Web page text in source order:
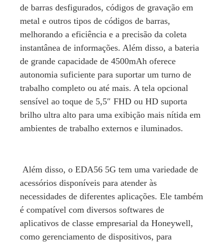
de barras desfigurados, códigos de gravação em
metal e outros tipos de códigos de barras,
melhorando a eficiência e a precisão da coleta
instantânea de informações. Além disso, a bateria
de grande capacidade de 4500mAh oferece
autonomia suficiente para suportar um turno de
trabalho completo ou até mais. A tela opcional
sensível ao toque de 5,5″ FHD ou HD suporta
brilho ultra alto para uma exibição mais nítida em
ambientes de trabalho externos e iluminados.
Além disso, o EDA56 5G tem uma variedade de
acessórios disponíveis para atender às
necessidades de diferentes aplicações. Ele também
é compatível com diversos softwares de
aplicativos de classe empresarial da Honeywell,
como gerenciamento de dispositivos, para